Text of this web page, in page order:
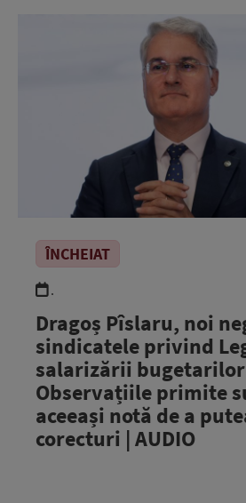
ÎNCHEIAT
.
Dragoș Pîslaru, noi
sindicatele privind
salarizării
Observațiile primite
aceeași notă de a
corecturi | AUDIO